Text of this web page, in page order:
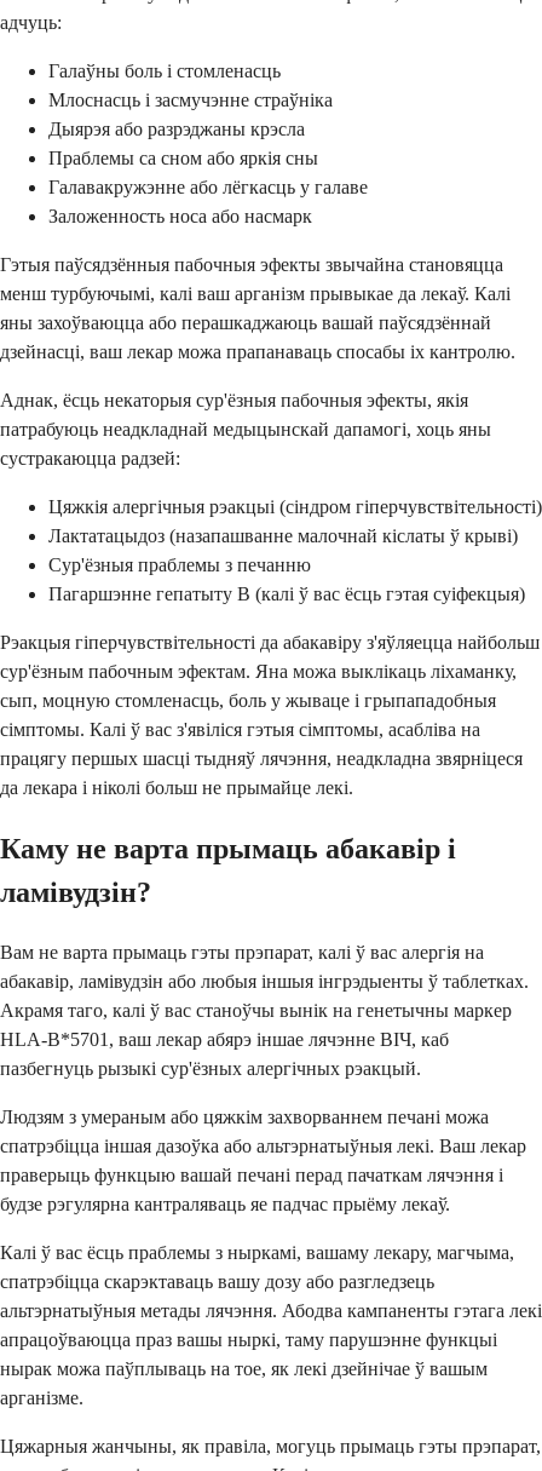
адчуць:
Галаўны боль і стомленасць
Млоснасць і засмучэнне страўніка
Дыярэя або разрэджаны крэсла
Праблемы са сном або яркія сны
Галавакружэнне або лёгкасць у галаве
Заложенность носа або насмарк
Гэтыя паўсядзённыя пабочныя эфекты звычайна становяцца
менш турбуючымі, калі ваш арганізм прывыкае да лекаў. Калі
яны захоўваюцца або перашкаджаюць вашай паўсядзённай
дзейнасці, ваш лекар можа прапанаваць спосабы іх кантролю.
Аднак, ёсць некаторыя сур'ёзныя пабочныя эфекты, якія
патрабуюць неадкладнай медыцынскай дапамогі, хоць яны
сустракаюцца радзей:
Цяжкія алергічныя рэакцыі (сіндром гіперчувствітельності)
Лактатацыдоз (назапашванне малочнай кіслаты ў крыві)
Сур'ёзныя праблемы з печанню
Пагаршэнне гепатыту B (калі ў вас ёсць гэтая суіфекцыя)
Рэакцыя гіперчувствітельності да абакавіру з'яўляецца найбольш
сур'ёзным пабочным эфектам. Яна можа выклікаць ліхаманку,
сып, моцную стомленасць, боль у жываце і грыпападобныя
сімптомы. Калі ў вас з'явіліся гэтыя сімптомы, асабліва на
працягу першых шасці тыдняў лячэння, неадкладна звярніцеся
да лекара і ніколі больш не прымайце лекі.
Каму не варта прымаць абакавір і
ламівудзін?
Вам не варта прымаць гэты прэпарат, калі ў вас алергія на
абакавір, ламівудзін або любыя іншыя інгрэдыенты ў таблетках.
Акрамя таго, калі ў вас станоўчы вынік на генетычны маркер
HLA-B*5701, ваш лекар абярэ іншае лячэнне ВІЧ, каб
пазбегнуць рызыкі сур'ёзных алергічных рэакцый.
Людзям з умераным або цяжкім захворваннем печані можа
спатрэбіцца іншая дазоўка або альтэрнатыўныя лекі. Ваш лекар
праверыць функцыю вашай печані перад пачаткам лячэння і
будзе рэгулярна кантраляваць яе падчас прыёму лекаў.
Калі ў вас ёсць праблемы з ныркамі, вашаму лекару, магчыма,
спатрэбіцца скарэктаваць вашу дозу або разгледзець
альтэрнатыўныя метады лячэння. Абодва кампаненты гэтага лекі
апрацоўваюцца праз вашы ныркі, таму парушэнне функцыі
нырак можа паўплываць на тое, як лекі дзейнічае ў вашым
арганізме.
Цяжарныя жанчыны, як правіла, могуць прымаць гэты прэпарат,